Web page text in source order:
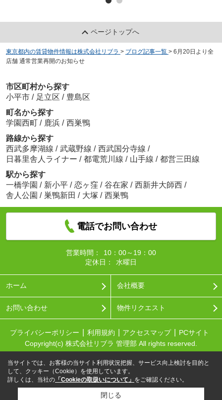
ページトップへ
東京都内の賃貸物件情報は株式会社リブラ > ブログ記事一覧 > 6月20日より全
店舗 通常営業再開のお知らせ
市区町村から探す
小平市 / 足立区 / 豊島区
町名から探す
学園西町 / 鹿浜 / 西巣鴨
路線から探す
西武多摩湖線 / 武蔵野線 / 西武国分寺線 /
日暮里舎人ライナー / 都電荒川線 / 山手線 / 都営三田線
駅から探す
一橋学園 / 新小平 / 恋ヶ窪 / 谷在家 / 西新井大師西 /
舎人公園 / 巣鴨新田 / 大塚 / 西巣鴨
電話でお問い合わせ
営業時間：
10：00～19：00
定休日：
水曜日
ホーム 会社概要
お問い合わせ 物件リクエスト
プライバシーポリシー 利用規約 アクセスマップ
PCサイト
Copyright(c) 株式会社リブラ 管理部 All rights reserved.
当サイトでは、お客様の当サイト利用状況把握、サービス向上検討を目的と
して、クッキー（Cookie）を使用しています。
詳しくは、当社の 「Cookieの取扱いについて」 をご確認ください。
閉じる